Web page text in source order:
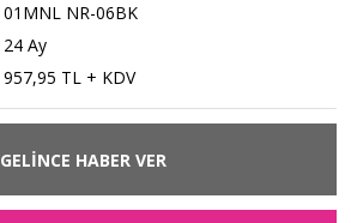
01MNL NR-06BK
24 Ay
957,95 TL + KDV
GELİNCE HABER VER